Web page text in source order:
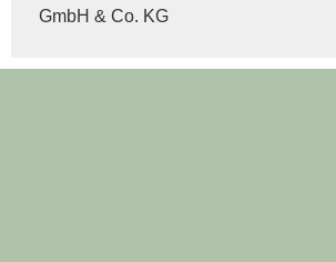
GmbH & Co. KG